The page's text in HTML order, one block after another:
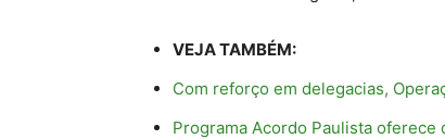
VEJA TAMBÉM:
Com reforço em delegacias,
Programa Acordo Paulista